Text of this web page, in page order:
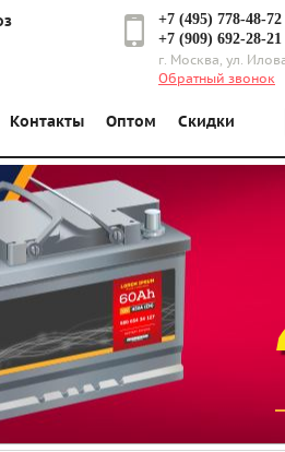
+7 (495) 778-48-72
+7 (909) 692-28-21
г. Москва, ул.
Обратный звонок
Контакты Оптом Скидки